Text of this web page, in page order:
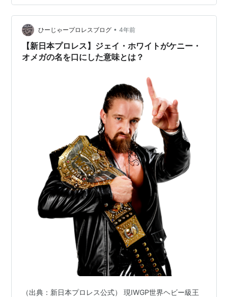
争の決着がまさか新日本プロレスで行われるとは 多くの
ファンは期待はしていても予想はしていなかったことだ
ろう。 それだけにそのサプライズ感が半端では…
ひーじゃープロレスブログ • 4年前
【新日本プロレス】ジェイ・ホワイトがケニー・
オメガの名を口にした意味とは？
（出典：新日本プロレス公式） 現IWGP世界ヘビー級王